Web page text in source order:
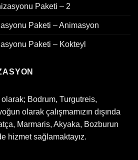
Paketi – 2
Paketi – Animasyon
Paketi – Kokteyl
Bodrum, Turgutreis,
olarak çalışmamızın dışında
Marmaris, Akyaka, Bozburun
hizmet sağlamaktayız.